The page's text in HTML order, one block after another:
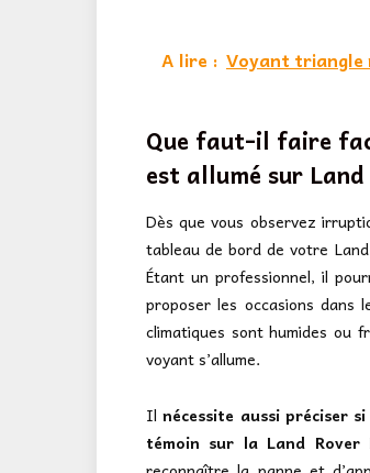
A lire : Voyant triangle
Que faut-il faire
est allumé sur Land
Dès que vous observez
tableau de bord de votre
Étant un professionnel, il
proposer les occasions dans
climatiques sont humides ou
voyant s’allume.
Ilnécessite aussi préciser
témoin sur la Land Rover